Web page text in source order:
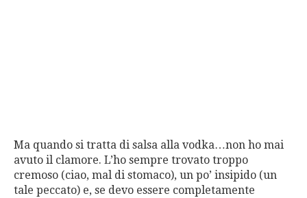
Ma quando si tratta di salsa alla vodka…non ho mai
avuto il clamore. L’ho sempre trovato troppo
cremoso (ciao, mal di stomaco), un po’ insipido (un
tale peccato) e, se devo essere completamente